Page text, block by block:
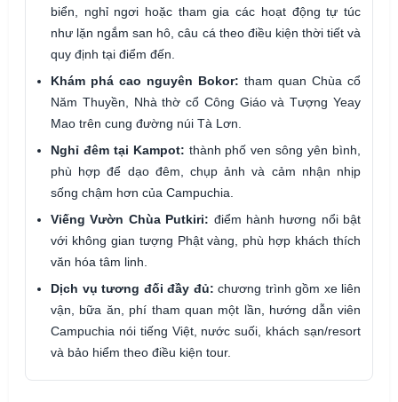
biển, nghỉ ngơi hoặc tham gia các hoạt động tự túc
như lặn ngắm san hô, câu cá theo điều kiện thời tiết và
quy định tại điểm đến.
Khám phá cao nguyên Bokor: tham quan Chùa cổ
Năm Thuyền, Nhà thờ cổ Công Giáo và Tượng Yeay
Mao trên cung đường núi Tà Lơn.
Nghỉ đêm tại Kampot: thành phố ven sông yên bình,
phù hợp để dạo đêm, chụp ảnh và cảm nhận nhịp
sống chậm hơn của Campuchia.
Viếng Vườn Chùa Putkiri: điểm hành hương nổi bật
với không gian tượng Phật vàng, phù hợp khách thích
văn hóa tâm linh.
Dịch vụ tương đối đầy đủ: chương trình gồm xe liên
vận, bữa ăn, phí tham quan một lần, hướng dẫn viên
Campuchia nói tiếng Việt, nước suối, khách sạn/resort
và bảo hiểm theo điều kiện tour.